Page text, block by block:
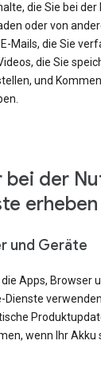
die Sie bei
oder von
Mails, die Sie
die Sie
und
bei der
erheben
und Geräte
Apps, Browser
wenn Ihr Akku